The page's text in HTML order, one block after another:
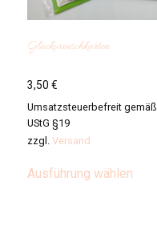
Glückwunschkarten
3,50€
Umsatzsteuerbefreit gemäß
UStG §19
zzgl.Versand
Ausführung wählen